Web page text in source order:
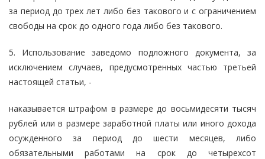
за период до трех лет либо без такового и с ограничением
свободы на срок до одного года либо без такового.
5. Использование заведомо подложного документа, за
исключением случаев, предусмотренных частью третьей
настоящей статьи, -
наказывается штрафом в размере до восьмидесяти тысяч
рублей или в размере заработной платы или иного дохода
осужденного за период до шести месяцев, либо
обязательными работами на срок до четырехсот